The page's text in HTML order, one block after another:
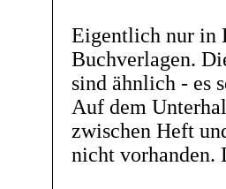
Eigentlich nur in
Buchverlagen.
sind ähnlich - es
Auf dem
zwischen Heft
nicht vorhanden.